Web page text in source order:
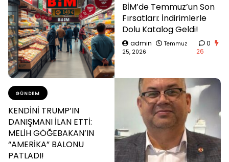
BİM’de Temmuz’un Son
Fırsatları: İndirimlerle
Dolu Katalog Geldi!
admin
Temmuz
25, 2026
0
26
GÜNDEM
KENDİNİ TRUMP’IN
DANIŞMANI İLAN ETTİ:
MELİH GÖĞEBAKAN’IN
“AMERİKA” BALONU
PATLADI!